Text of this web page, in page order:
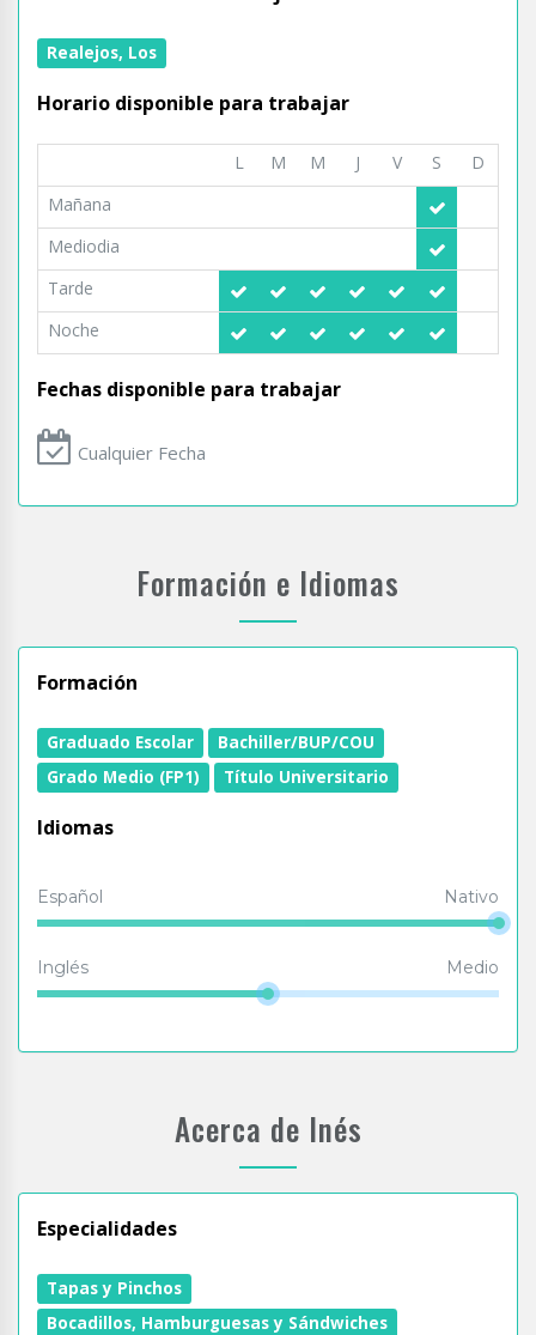
Realejos, Los
Horario disponible para trabajar
L M M J V S
D
Mañana
Mediodia
Tarde
Noche
Fechas disponible para trabajar
Cualquier Fecha
Formación e Idiomas
Formación
Graduado Escolar
Bachiller/BUP/COU
Grado Medio (FP1)
Título Universitario
Idiomas
Español Nativo
Inglés Medio
Acerca de Inés
Especialidades
Tapas y Pinchos
Bocadillos, Hamburguesas y Sándwiches